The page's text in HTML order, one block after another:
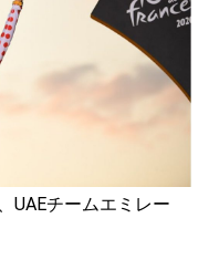
UAEチームエミレー